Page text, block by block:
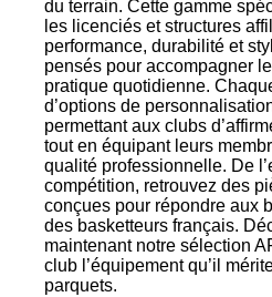
du terrain. Cette gamme
les licenciés et structures
performance, durabilité et
pensés pour accompagner
pratique quotidienne.
d’options de
permettant aux clubs
tout en équipant leurs
qualité professionnelle. De
compétition, retrouvez des
conçues pour répondre aux
des basketteurs français.
maintenant notre sélection
club l’équipement qu’il
parquets.